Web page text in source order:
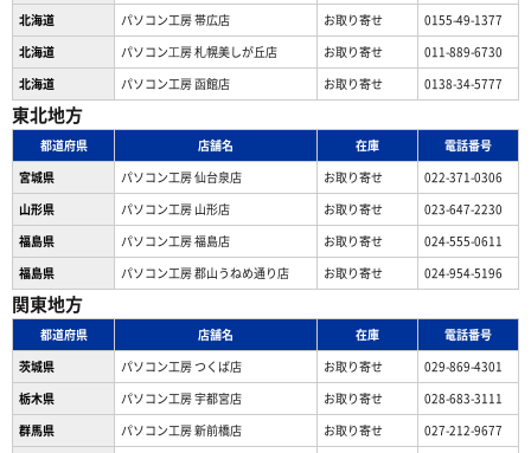
北海道
パソコン工房 帯広店 お取り寄せ
0155-49-1377
北海道
パソコン⼯房 札幌美しが丘店 お取り寄せ
011-889-6730
北海道
パソコン工房 函館店 お取り寄せ 0138-34-5777
東北地方
都道府県 店舗名 在庫
電話番号
宮城県
パソコン工房 仙台泉店 お取り寄せ
022-371-0306
山形県
パソコン工房 山形店 お取り寄せ
023-647-2230
福島県
パソコン工房 福島店 お取り寄せ
024-555-0611
福島県
パソコン工房 郡山うねめ通り店 お取り寄せ 024-954-5196
関東地方
都道府県 店舗名 在庫
電話番号
茨城県
パソコン工房 つくば店 お取り寄せ
029-869-4301
栃木県
パソコン工房 宇都宮店 お取り寄せ
028-683-3111
群馬県
パソコン工房 新前橋店 お取り寄せ
027-212-9677